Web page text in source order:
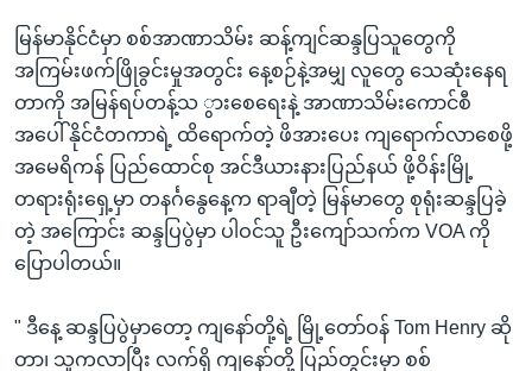
ရန်
ရှာဖွေ
ဘာသာစကားများ
မြန်မာနိုင်ငံမှာ စစ်အာဏာသိမ်း ဆန့်ကျင်ဆန္ဒပြသူတွေကို
အကြမ်းဖက်ဖြိုခွင်းမှုအတွင်း နေ့စဉ်နဲ့အမျှ လူတွေ သေဆုံးနေရ
တာကို အမြန်ရပ်တန့်သ ွားစေရေးနဲ့ အာဏာသိမ်းကောင်စီ
အပေါ် နိုင်ငံတကာရဲ့ ထိရောက်တဲ့ ဖိအားပေး ကျရောက်လာစေဖို့
အမေရိကန် ပြည်ထောင်စု အင်ဒီယားနားပြည်နယ် ဖို့ဝိန်းမြို့
တရားရုံးရှေ့မှာ တနင်္ဂနွေနေ့က ရာချီတဲ့ မြန်မာတွေ စုရုံးဆန္ဒပြခဲ့
တဲ့ အကြောင်း ဆန္ဒပြပွဲမှာ ပါဝင်သူ ဦးကျော်သက်က VOA ကို
ပြောပါတယ်။
" ဒီနေ့ ဆန္ဒပြပွဲမှာတော့ ကျနော်တို့ရဲ့ မြို့တော်ဝန် Tom Henry ဆို
တာ၊ သူကလာပြီး လက်ရှိ ကျနော်တို့ ပြည်တွင်းမှာ စစ်